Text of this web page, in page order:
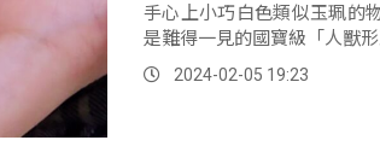
手心上小巧白色類似玉珮的
是難得一見的國寶級「人獸形
2024-02-05 19:23